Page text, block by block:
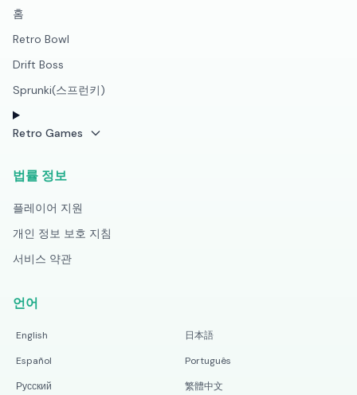
홈
Retro Bowl
Drift Boss
Sprunki(스프런키)
Retro Games
법률 정보
플레이어 지원
개인 정보 보호 지침
서비스 약관
언어
English
日本語
Español
Português
Русский
繁體中文